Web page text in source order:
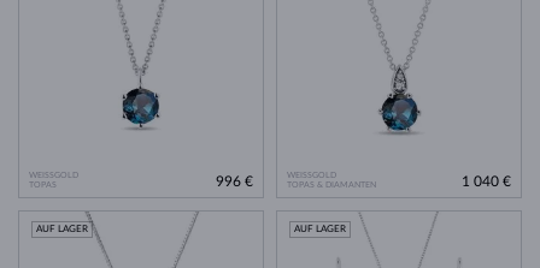
WEISSGOLD
TOPAS
996 €
WEISSGOLD
TOPAS & DIAMANTEN
1 040 €
AUF LAGER AUF LAGER